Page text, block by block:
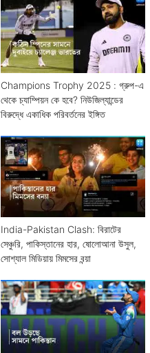
Champions Trophy 2025 : গ্রুপ-এ
থেকে চ্যাম্পিয়ন কে হবে? নিউজিল্যান্ডের
বিরুদ্ধে একাধিক পরিবর্তনের ইঙ্গিত
India-Pakistan Clash: বিরাটের
সেঞ্চুরি, পাকিস্তানের হার, ষোলোআনা উসুল,
সোশ্যাল মিডিয়ায় মিমসের বন্য়া